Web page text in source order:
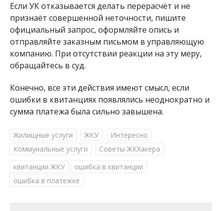
Если УК отказывается делать перерасчёт и не
признаёт совершенной неточности, пишите
официальный запрос, оформляйте опись и
отправляйте заказным письмом в управляющую
компанию. При отсутствии реакции на эту меру,
обращайтесь в суд.
Конечно, все эти действия имеют смысл, если
ошибки в квитанциях появлялись неоднократно и
сумма платежа была сильно завышена.
Жилищные услуги ЖКУ
Интересно
Коммунальные услуги
Советы ЖКХакера
квитанции ЖКУ
ошибка в квитанции
ошибка в платежке